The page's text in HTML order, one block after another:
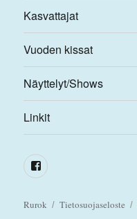
Kasvattajat
Vuoden kissat
Näyttelyt/Shows
Linkit
Facebook
Rurok Tietosuojaseloste